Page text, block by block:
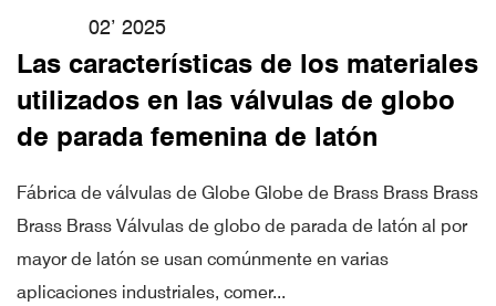
02’ 2025
Las características de los materiales
utilizados en las válvulas de globo
de parada femenina de latón
Fábrica de válvulas de Globe Globe de Brass Brass Brass
Brass Brass Válvulas de globo de parada de latón al por
mayor de latón se usan comúnmente en varias
aplicaciones industriales, comer...